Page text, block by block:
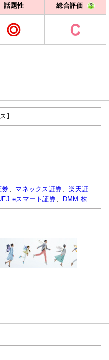
話題性 総合評価
】
券、 マネックス証券、 楽天証
eスマート証券、 DMM 株